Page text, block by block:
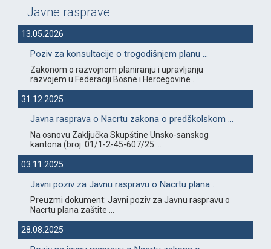
Javne rasprave
13.05.2026
Poziv za konsultacije o trogodišnjem planu ...
Zakonom o razvojnom planiranju i upravljanju
razvojem u Federaciji Bosne i Hercegovine ...
31.12.2025
Javna rasprava o Nacrtu zakona o predškolskom ...
Na osnovu Zaključka Skupštine Unsko-sanskog
kantona (broj: 01/1-2-45-607/25 ...
03.11.2025
Javni poziv za Javnu raspravu o Nacrtu plana ...
Preuzmi dokument: Javni poziv za Javnu raspravu o
Nacrtu plana zaštite ...
28.08.2025